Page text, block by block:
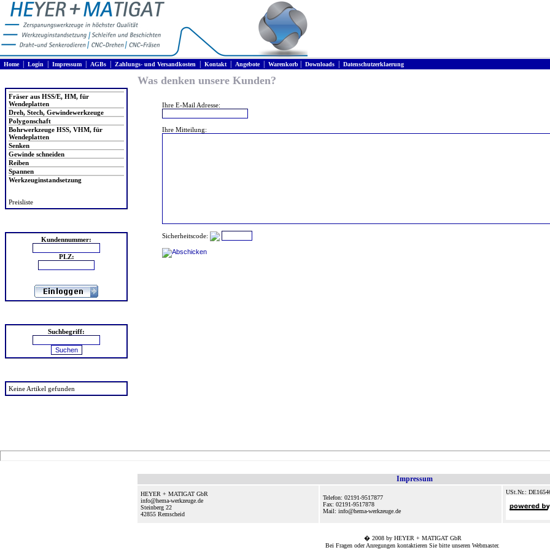
Home| Login Impressum AGBs Zahlungs- und Versandkosten Kontakt| Angebote| Warenkorb Downloads Datenschutzerklaerung
Fräser aus HSS/E, HM, für
Wendeplatten
Dreh, Stech, Gewindewerkzeuge
Polygonschaft
Bohrwerkzeuge HSS, VHM, für
Wendeplatten
Senken
Gewinde schneiden
Reiben
Spannen
Werkzeuginstandsetzung
Preisliste
Kundennummer:
PLZ:
Suchbegriff:
Keine Artikel gefunden
Was denken unsere Kunden?
Ihre E-Mail Adresse:
Ihre Mitteilung:
Sicherheitscode:
Impressum
HEYER + MATIGAT GbR
info@hema-werkzeuge.de
Steinberg 22
42855 Remscheid
Telefon: 02191-9517877
Fax: 02191-9517878
Mail: info@hema-werkzeuge.de
USt.Nr.:
� 2008 by HEYER + MATIGAT GbR
Bei Fragen oder Anregungen kontaktieren Sie bitte unseren Webmaster.